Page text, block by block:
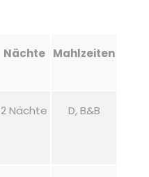
Nächte Mahlzeiten
2 Nächte D, B&B